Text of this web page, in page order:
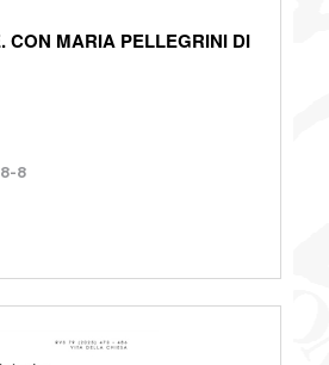
CON MARIA PELLEGRINI DI
8